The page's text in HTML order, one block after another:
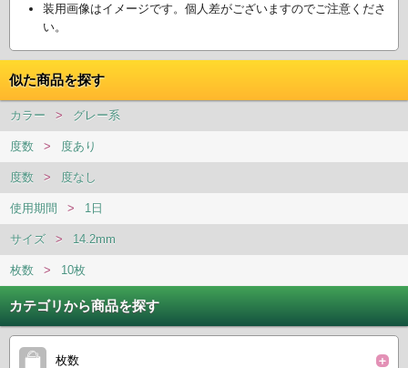
装用画像はイメージです。個人差がございますのでご注意くださ
い。
似た商品を探す
カラー > グレー系
度数 > 度あり
度数 > 度なし
使用期間 > 1日
サイズ > 14.2mm
枚数 > 10枚
カテゴリから商品を探す
枚数